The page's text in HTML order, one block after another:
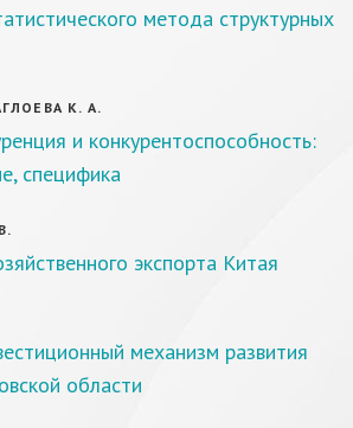
метода структурных
К. А.
и конкурентоспособность:
специфика
экспорта Китая
механизм развития
области